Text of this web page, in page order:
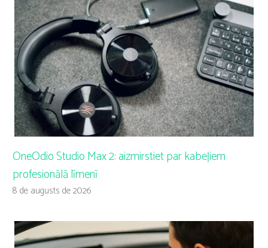
OneOdio Studio Max 2: aizmirstiet par kabeļiem
profesionālā līmenī
8 de augusts de 2026